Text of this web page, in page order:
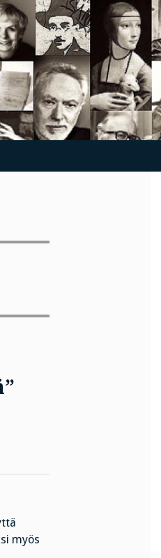
myös